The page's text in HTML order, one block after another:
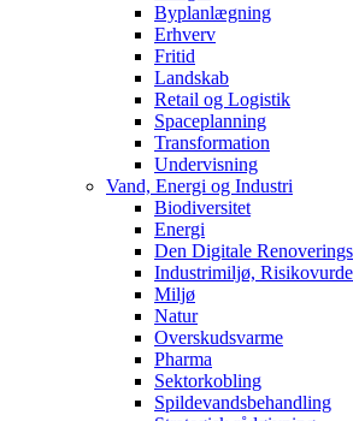
Byplanlægning
Erhverv
Fritid
Landskab
Retail og Logistik
Spaceplanning
Transformation
Undervisning
Vand, Energi og Industri
Biodiversitet
Energi
Den Digitale
Industrimiljø,
Miljø
Natur
Overskudsvarme
Pharma
Sektorkobling
Spildevandsbehandling